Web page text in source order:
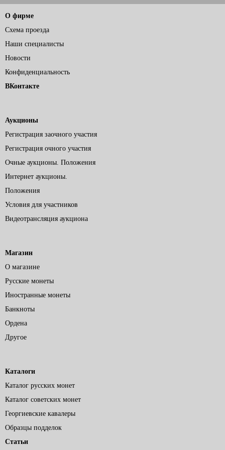
О фирме
Схема проезда
Наши специалисты
Новости
Конфиденциальность
ВКонтакте
Аукционы
Регистрация заочного участия
Регистрация очного участия
Очные аукционы. Положения
Интернет аукционы.
Положения
Условия для участников
Видеотрансляция аукциона
Магазин
О магазине
Русские монеты
Иностранные монеты
Банкноты
Ордена
Другое
Каталоги
Каталог русских монет
Каталог советских монет
Георгиевские кавалеры
Образцы подделок
Статьи